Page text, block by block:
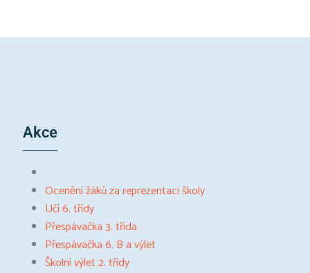
Akce
Ocenění žáků za reprezentaci školy
Učí 6. třídy
Přespávačka 3. třída
Přespávačka 6. B a výlet
Školní výlet 2. třídy